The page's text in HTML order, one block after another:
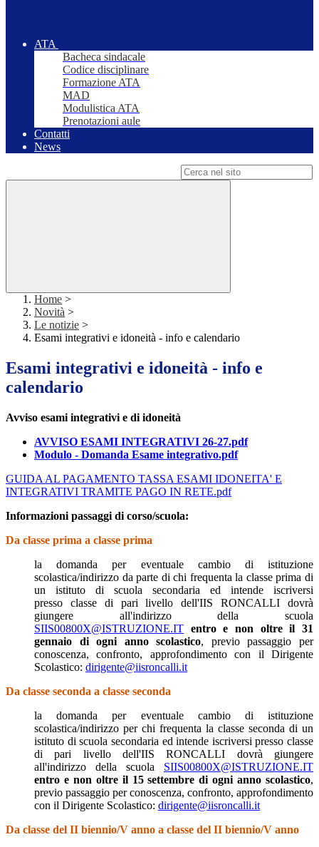
ATA
Bacheca sindacale
Codice disciplinare
Formazione ATA
MAD
Modulistica ATA
Prenotazioni aule
Contatti
News
Home >
Novità >
Le notizie >
Esami integrativi e idoneità - info e calendario
Esami integrativi e idoneità - info e
calendario
Avviso esami integrativi e di idoneità
AVVISO ESAMI INTEGRATIVI 26-27.pdf
Modulo - Domanda Esame integrativo.pdf
GUIDA AL PAGAMENTO TASSA ESAMI IDONEITA' E
INTEGRATIVI TRAMITE PAGO IN RETE.pdf
Informazioni passaggi di corso/scuola:
Da classe prima a classe prima
la domanda per eventuale cambio di istituzione
scolastica/indirizzo da parte di chi frequenta la classe prima di
un istituto di scuola secondaria ed intende iscriversi
presso classe di pari livello dell'IIS RONCALLI dovrà
giungere all'indirizzo della scuola
SIIS00800X@ISTRUZIONE.IT entro e non oltre il 31
gennaio di ogni anno scolastico, previo passaggio per
conoscenza, confronto, approfondimento con il Dirigente
Scolastico: dirigente@iisroncalli.it
Da classe seconda a classe seconda
la domanda per eventuale cambio di istituzione
scolastica/indirizzo per chi frequenta la classe seconda di un
istituto di scuola secondaria ed intende iscriversi presso classe
di pari livello dell'IIS RONCALLI dovrà giungere
all'indirizzo della scuola SIIS00800X@ISTRUZIONE.IT
entro e non oltre il 15 settembre di ogni anno scolastico,
previo passaggio per conoscenza, confronto, approfondimento
con il Dirigente Scolastico: dirigente@iisroncalli.it
Da classe del II biennio/V anno a classe del II biennio/V anno